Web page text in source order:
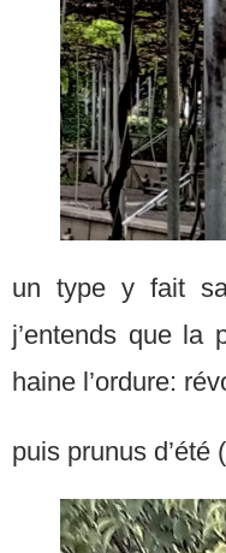
un type y fait
j’entends que la
haine l’ordure:
puis prunus d’été